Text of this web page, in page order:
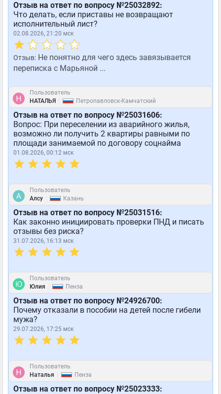
Отзыв на ответ по вопросу №25032892:
Что делать, если приставы не возвращают
исполнительный лист?
02.08.2026, 21:20 мск
Отзыв: Не понятно для чего здесь завязывается
переписка с Марьяной ...
Пользователь
НАТАЛЬЯ
Петропавловск-Камчатский
Отзыв на ответ по вопросу №25031606:
Вопрос: При переселении из аварийного жилья,
возможно ли получить 2 квартиры равными по
площади занимаемой по договору соцнайма
01.08.2026, 00:12 мск
Пользователь
Алсу
Казань
Отзыв на ответ по вопросу №25031516:
Как законно инициировать проверки ПНД и писать
отзывы без риска?
31.07.2026, 16:13 мск
Пользователь
Юлия
Пенза
Отзыв на ответ по вопросу №24926700:
Почему отказали в пособии на детей после гибели
мужа?
29.07.2026, 17:25 мск
Пользователь
Наталья
Пенза
Отзыв на ответ по вопросу №25023333: